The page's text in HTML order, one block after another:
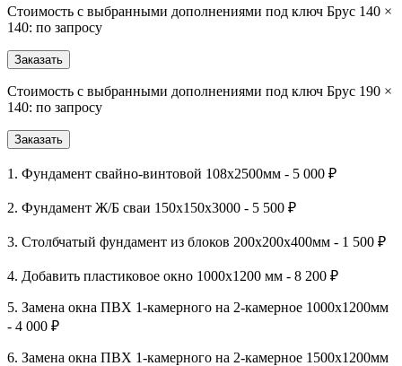
Стоимость с выбранными дополнениями под ключ Брус 140 ×
140: по запросу
Заказать
Стоимость с выбранными дополнениями под ключ Брус 190 ×
140: по запросу
Заказать
1. Фундамент свайно-винтовой 108х2500мм - 5 000 ₽
2. Фундамент Ж/Б сваи 150х150х3000 - 5 500 ₽
3. Столбчатый фундамент из блоков 200х200х400мм - 1 500 ₽
4. Добавить пластиковое окно 1000х1200 мм - 8 200 ₽
5. Замена окна ПВХ 1-камерного на 2-камерное 1000х1200мм
- 4 000 ₽
6. Замена окна ПВХ 1-камерного на 2-камерное 1500х1200мм